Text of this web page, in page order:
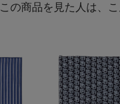
この商品を見た人は、